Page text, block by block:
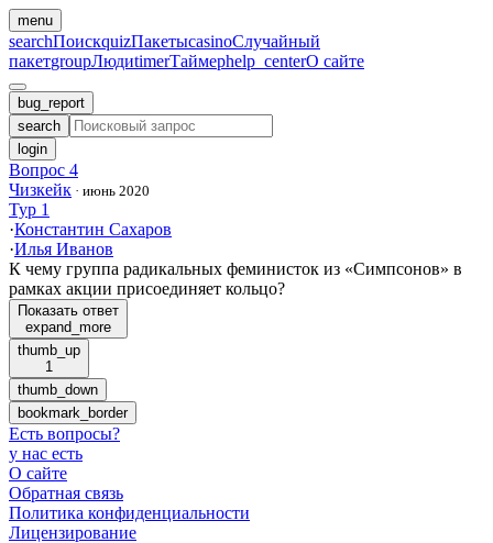
menu
searchПоискquizПакетыcasinoСлучайный
пакетgroupЛюдиtimerТаймерhelp_centerО сайте
bug_report
search
login
Вопрос 4
Чизкейк · июнь 2020
Тур 1
·Константин Сахаров
·Илья Иванов
К чему группа радикальных феминисток из «Симпсонов» в
рамках акции присоединяет кольцо?
Показать ответ
expand_more
thumb_up
1
thumb_down
bookmark_border
Есть вопросы?
у нас есть
О сайте
Обратная связь
Политика конфиденциальности
Лицензирование